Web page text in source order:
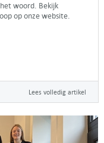
woord. Bekijk
op onze website.
Lees volledig artikel